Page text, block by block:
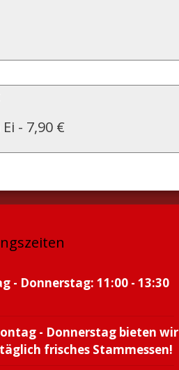
- 7,90 €
- Donnerstag: 11:00 - 13:30
- Donnerstag bieten wir
frisches Stammessen!